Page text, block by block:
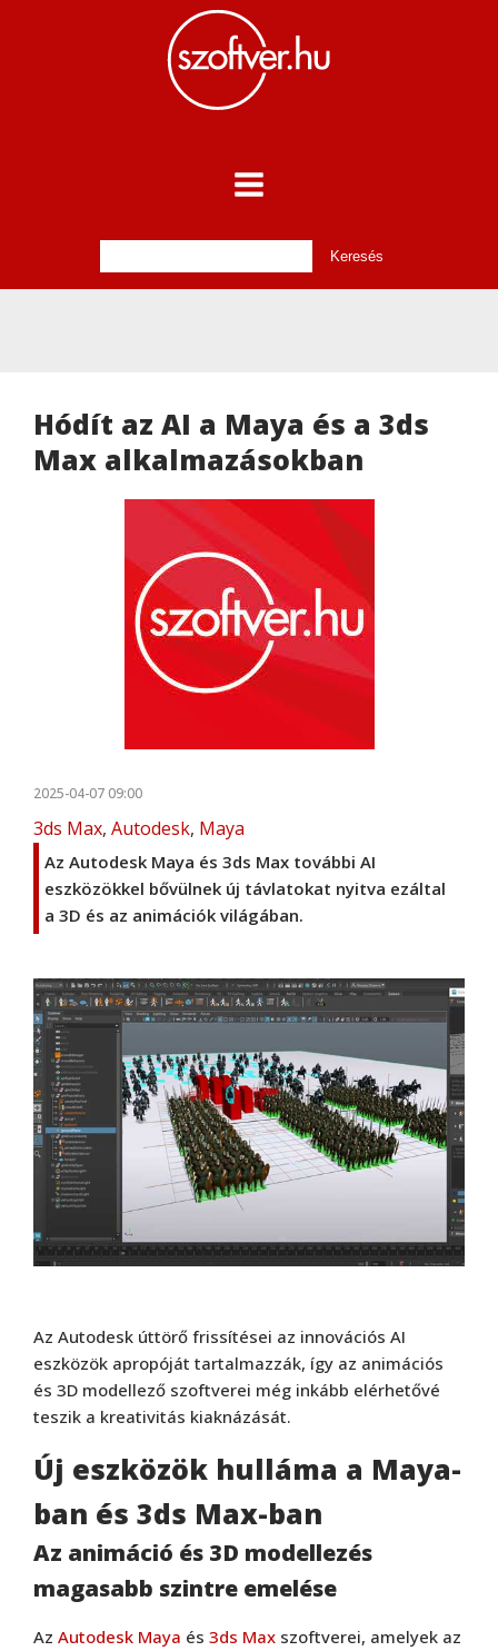
Hódít az AI a Maya és a 3ds
Max alkalmazásokban
2025-04-07 09:00
3ds Max, Autodesk, Maya
Az Autodesk Maya és 3ds Max további AI
eszközökkel bővülnek új távlatokat nyitva ezáltal
a 3D és az animációk világában.
Az Autodesk úttörő frissítései az innovációs AI
eszközök apropóját tartalmazzák, így az animációs
és 3D modellező szoftverei még inkább elérhetővé
teszik a kreativitás kiaknázását.
Új eszközök hulláma a Maya-
ban és 3ds Max-ban
Az animáció és 3D modellezés
magasabb szintre emelése
Az Autodesk Maya és 3ds Max szoftverei, amelyek az